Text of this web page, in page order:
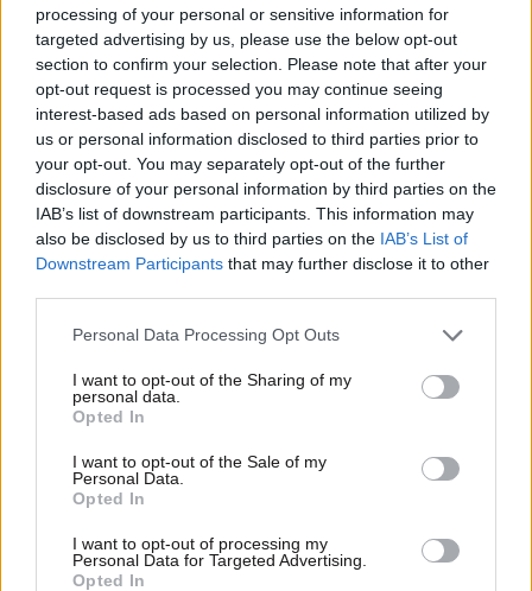
processing of your personal or sensitive information for
targeted advertising by us, please use the below opt-out
section to confirm your selection. Please note that after your
opt-out request is processed you may continue seeing
interest-based ads based on personal information utilized by
us or personal information disclosed to third parties prior to
your opt-out. You may separately opt-out of the further
disclosure of your personal information by third parties on the
IAB’s list of downstream participants. This information may
also be disclosed by us to third parties on the IAB’s List of
Downstream Participants that may further disclose it to other
Please note that this website/app uses one or more Google
not limited to your visit or usage behaviour. You may click to
grant or deny consent to Google and its third-party tags to
use your data for below specified purposes in below Google
consent section.
Personal Data Processing Opt Outs
I want to opt-out of the Sharing of my
personal data.
Opted In
I want to opt-out of the Sale of my
Personal Data.
Opted In
I want to opt-out of processing my
Personal Data for Targeted Advertising.
Opted In
18·11·2025 06:47
Τι δείχνει δημοσκόπηση στον Βόρειο Τομέα | Οι
συναντήσεις του Δένδια και η στήριξη | Τα 80